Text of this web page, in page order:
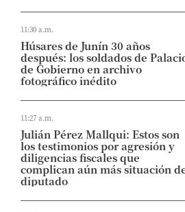
11:30 a.m.
Húsares de Junín 30 años
después: los soldados de
de Gobierno en archivo
fotográfico inédito
11:27 a.m.
Julián Pérez Mallqui: Estos son
los testimonios por agresión y
diligencias fiscales que
complican aún más situación
diputado